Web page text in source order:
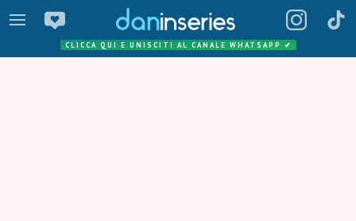
CLICCA QUI E UNISCITI AL CANALE WHATSAPP ✔